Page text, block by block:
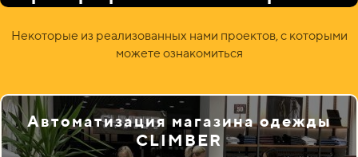
Некоторые из реализованных нами проектов, с которыми
можете ознакомиться
Автоматизация магазина одежды
CLIMBER